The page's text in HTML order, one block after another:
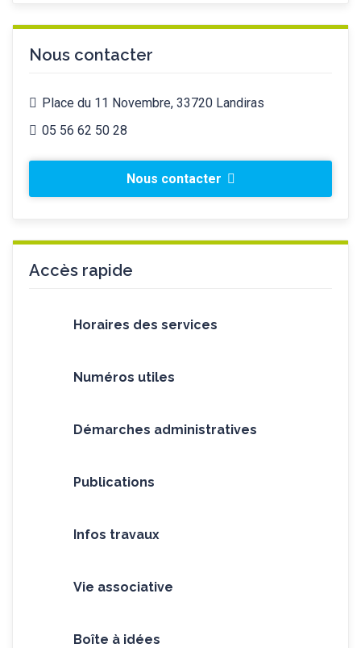
Nous contacter
Place du 11 Novembre, 33720 Landiras
05 56 62 50 28
Nous contacter
Accès rapide
Horaires des services
Numéros utiles
Démarches administratives
Publications
Infos travaux
Vie associative
Boîte à idées